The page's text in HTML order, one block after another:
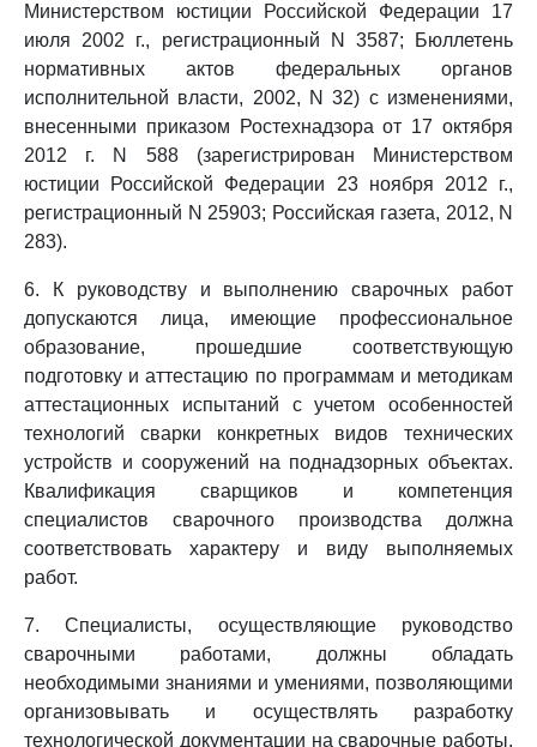
Министерством юстиции Российской Федерации 17
июля 2002 г., регистрационный N 3587; Бюллетень
нормативных актов федеральных органов
исполнительной власти, 2002, N 32) с изменениями,
внесенными приказом Ростехнадзора от 17 октября
2012 г. N 588 (зарегистрирован Министерством
юстиции Российской Федерации 23 ноября 2012 г.,
регистрационный N 25903; Российская газета, 2012, N
283).
6. К руководству и выполнению сварочных работ
допускаются лица, имеющие профессиональное
образование, прошедшие соответствующую
подготовку и аттестацию по программам и методикам
аттестационных испытаний с учетом особенностей
технологий сварки конкретных видов технических
устройств и сооружений на поднадзорных объектах.
Квалификация сварщиков и компетенция
специалистов сварочного производства должна
соответствовать характеру и виду выполняемых
работ.
7. Специалисты, осуществляющие руководство
сварочными работами, должны обладать
необходимыми знаниями и умениями, позволяющими
организовывать и осуществлять разработку
технологической документации на сварочные работы,